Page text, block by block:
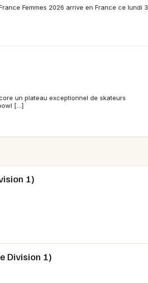
Femmes 2026 arrive en France ce lundi 3
un plateau exceptionnel de skateurs
[…]
1)
Division 1)